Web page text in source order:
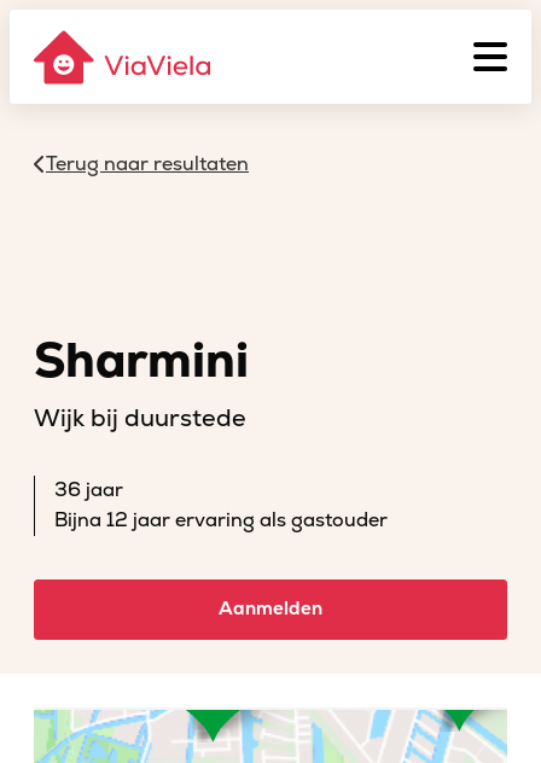
Terug naar resultaten
Sharmini
Wijk bij duurstede
36 jaar
Bijna 12 jaar ervaring als gastouder
Aanmelden